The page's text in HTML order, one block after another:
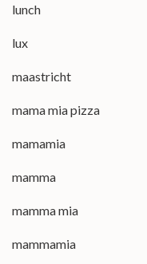
lunch
lux
maastricht
mama mia pizza
mamamia
mamma
mamma mia
mammamia